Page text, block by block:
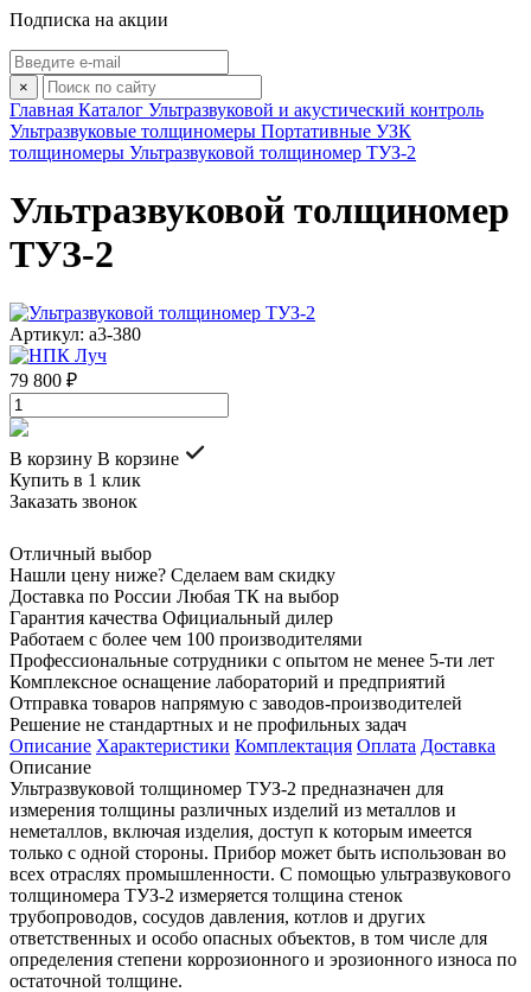
Подписка на акции
×
Главная Каталог Ультразвуковой и акустический контроль
Ультразвуковые толщиномеры Портативные УЗК
толщиномеры Ультразвуковой толщиномер ТУЗ-2
Ультразвуковой толщиномер
ТУЗ-2
Артикул: a3-380
79 800 ₽
В корзину В корзине
Купить в 1 клик
Заказать звонок
Отличный выбор
Нашли цену ниже? Сделаем вам скидку
Доставка по России Любая ТК на выбор
Гарантия качества Официальный дилер
Работаем с более чем 100 производителями
Профессиональные сотрудники с опытом не менее 5-ти лет
Комплексное оснащение лабораторий и предприятий
Отправка товаров напрямую с заводов-производителей
Решение не стандартных и не профильных задач
Описание Характеристики Комплектация Оплата Доставка
Описание
Ультразвуковой толщиномер ТУЗ-2 предназначен для
измерения толщины различных изделий из металлов и
неметаллов, включая изделия, доступ к которым имеется
только с одной стороны. Прибор может быть использован во
всех отраслях промышленности. С помощью ультразвукового
толщиномера ТУЗ-2 измеряется толщина стенок
трубопроводов, сосудов давления, котлов и других
ответственных и особо опасных объектов, в том числе для
определения степени коррозионного и эрозионного износа по
остаточной толщине.